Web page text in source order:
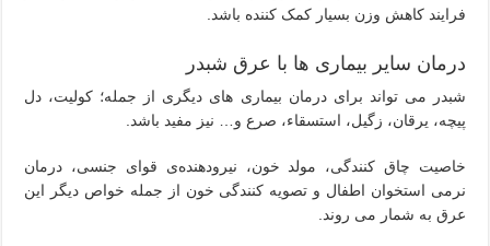
فرایند کاهش وزن بسیار کمک کننده باشد.
درمان سایر بیماری ها با عرق شبدر
شبدر می تواند برای درمان بیماری های دیگری از جمله؛ کولیت، دل
پیچه، یرقان، زگیل، استسقاء، صرع و… نیز مفید باشد.
خاصیت چاق کنندگی، مولد خون، نیرودهنده‌ی قوای جنسی، درمان
نرمی استخوان اطفال و تصویه کنندگی خون از جمله خواص دیگر این
عرق به شمار می روند.